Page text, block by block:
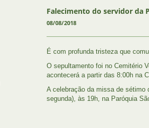
Falecimento do servidor da
08/08/2018
É com profunda tristeza que
O sepultamento foi no Cemitério
acontecerá a partir das 8:00h na
A celebração da missa de sétimo
segunda), às 19h, na Paróquia